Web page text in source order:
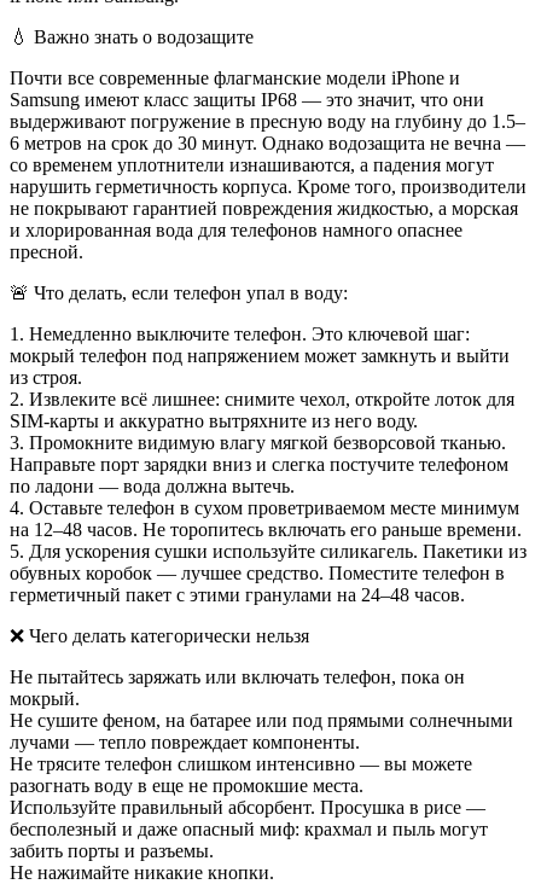
💧 Важно знать о водозащите
Почти все современные флагманские модели iPhone и
Samsung имеют класс защиты IP68 — это значит, что они
выдерживают погружение в пресную воду на глубину до 1.5–
6 метров на срок до 30 минут. Однако водозащита не вечна —
со временем уплотнители изнашиваются, а падения могут
нарушить герметичность корпуса. Кроме того, производители
не покрывают гарантией повреждения жидкостью, а морская
и хлорированная вода для телефонов намного опаснее
пресной.
🚨 Что делать, если телефон упал в воду:
1. Немедленно выключите телефон. Это ключевой шаг:
мокрый телефон под напряжением может замкнуть и выйти
из строя.
2. Извлеките всё лишнее: снимите чехол, откройте лоток для
SIM-карты и аккуратно вытряхните из него воду.
3. Промокните видимую влагу мягкой безворсовой тканью.
Направьте порт зарядки вниз и слегка постучите телефоном
по ладони — вода должна вытечь.
4. Оставьте телефон в сухом проветриваемом месте минимум
на 12–48 часов. Не торопитесь включать его раньше времени.
5. Для ускорения сушки используйте силикагель. Пакетики из
обувных коробок — лучшее средство. Поместите телефон в
герметичный пакет с этими гранулами на 24–48 часов.
❌ Чего делать категорически нельзя
Не пытайтесь заряжать или включать телефон, пока он
мокрый.
Не сушите феном, на батарее или под прямыми солнечными
лучами — тепло повреждает компоненты.
Не трясите телефон слишком интенсивно — вы можете
разогнать воду в еще не промокшие места.
Используйте правильный абсорбент. Просушка в рисе —
бесполезный и даже опасный миф: крахмал и пыль могут
забить порты и разъемы.
Не нажимайте никакие кнопки.